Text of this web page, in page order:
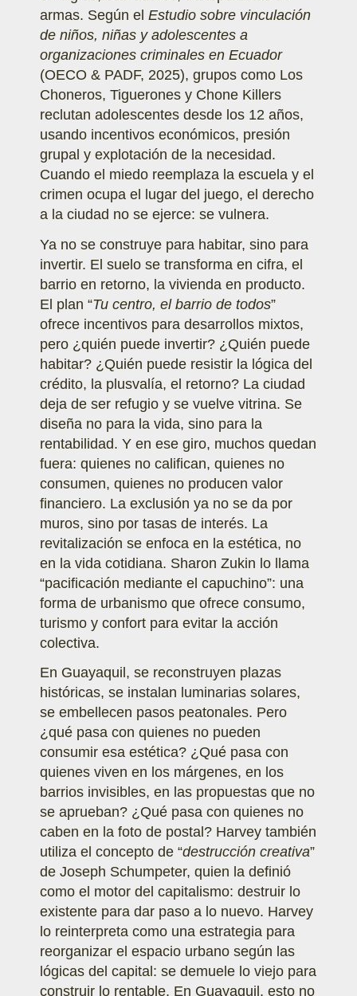
armas. Según el Estudio sobre vinculación
de niños, niñas y adolescentes a
organizaciones criminales en Ecuador
(OECO & PADF, 2025), grupos como Los
Choneros, Tiguerones y Chone Killers
reclutan adolescentes desde los 12 años,
usando incentivos económicos, presión
grupal y explotación de la necesidad.
Cuando el miedo reemplaza la escuela y el
crimen ocupa el lugar del juego, el derecho
a la ciudad no se ejerce: se vulnera.
Ya no se construye para habitar, sino para
invertir. El suelo se transforma en cifra, el
barrio en retorno, la vivienda en producto.
El plan “Tu centro, el barrio de todos”
ofrece incentivos para desarrollos mixtos,
pero ¿quién puede invertir? ¿Quién puede
habitar? ¿Quién puede resistir la lógica del
crédito, la plusvalía, el retorno? La ciudad
deja de ser refugio y se vuelve vitrina. Se
diseña no para la vida, sino para la
rentabilidad. Y en ese giro, muchos quedan
fuera: quienes no califican, quienes no
consumen, quienes no producen valor
financiero. La exclusión ya no se da por
muros, sino por tasas de interés. La
revitalización se enfoca en la estética, no
en la vida cotidiana. Sharon Zukin lo llama
“pacificación mediante el capuchino”: una
forma de urbanismo que ofrece consumo,
turismo y confort para evitar la acción
colectiva.
En Guayaquil, se reconstruyen plazas
históricas, se instalan luminarias solares,
se embellecen pasos peatonales. Pero
¿qué pasa con quienes no pueden
consumir esa estética? ¿Qué pasa con
quienes viven en los márgenes, en los
barrios invisibles, en las propuestas que no
se aprueban? ¿Qué pasa con quienes no
caben en la foto de postal? Harvey también
utiliza el concepto de “destrucción creativa”
de Joseph Schumpeter, quien la definió
como el motor del capitalismo: destruir lo
existente para dar paso a lo nuevo. Harvey
lo reinterpreta como una estrategia para
reorganizar el espacio urbano según las
lógicas del capital: se demuele lo viejo para
construir lo rentable. En Guayaquil, esto no